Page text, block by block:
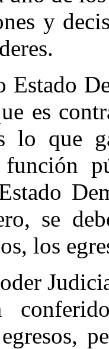
y
Estado
es
lo que
se
los